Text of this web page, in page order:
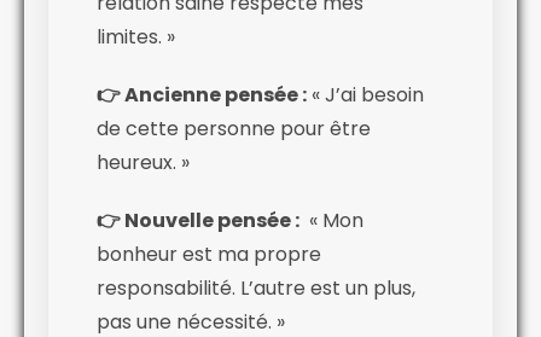
limites. »
👉 Ancienne pensée : « J’ai besoin
de cette personne pour être
heureux. »
👉 Nouvelle pensée : « Mon
bonheur est ma propre
responsabilité. L’autre est un plus,
pas une nécessité. »